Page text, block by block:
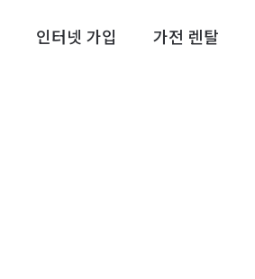
인터넷 가입 가전 렌탈